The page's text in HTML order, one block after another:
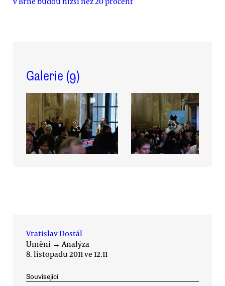
Galerie (9)
Vratislav Dostál
Umění →Analýza
8. listopadu 2011 ve 12.11
Související